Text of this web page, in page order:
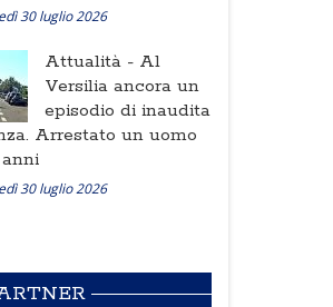
30 luglio 2026
Attualità - Al
Versilia ancora un
episodio di inaudita
Arrestato un uomo
30 luglio 2026